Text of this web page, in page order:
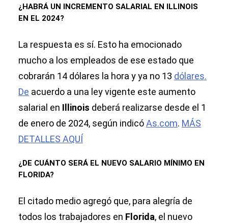
¿HABRÁ UN INCREMENTO SALARIAL EN ILLINOIS
EN EL 2024?
La respuesta es sí. Esto ha emocionado
mucho a los empleados de ese estado que
cobrarán 14 dólares la hora y ya no 13 dólares.
De acuerdo a una ley vigente este aumento
salarial en Illinois deberá realizarse desde el 1
de enero de 2024, según indicóAs.com. MÁS
DETALLES AQUÍ
¿DE CUÁNTO SERÁ EL NUEVO SALARIO MÍNIMO EN
FLORIDA?
El citado medio agregó que, para alegría de
todos los trabajadores en Florida, el nuevo